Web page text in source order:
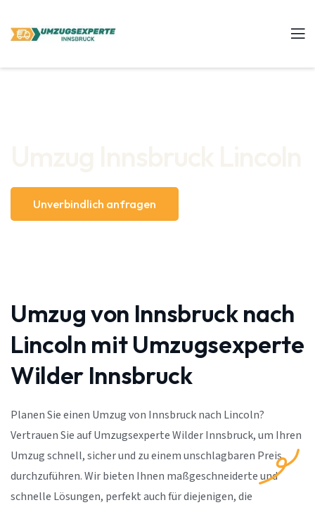
Unverbindlich anfragen
Umzug von Innsbruck nach
Lincoln mit Umzugsexperte
Wilder Innsbruck
Planen Sie einen Umzug von Innsbruck nach Lincoln?
Vertrauen Sie auf Umzugsexperte Wilder Innsbruck, um Ihren
Umzug schnell, sicher und zu einem unschlagbaren Preis
durchzuführen. Wir bieten Ihnen maßgeschneiderte und
schnelle Lösungen, perfekt auch für diejenigen, die